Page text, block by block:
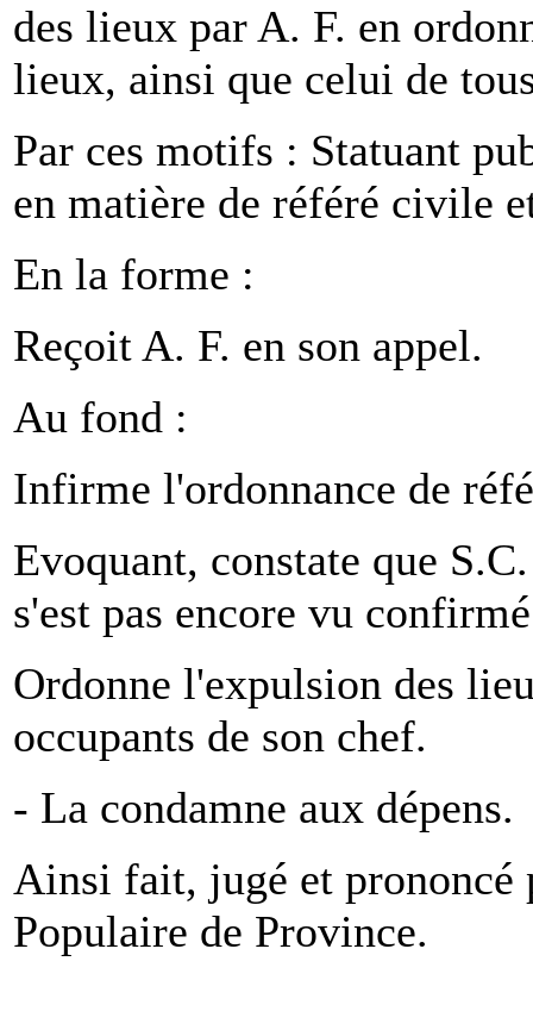
des lieux par A. F. en
lieux, ainsi que celui de
Par ces motifs : Statuant
en matière de référé civile
En la forme :
Reçoit A. F. en son appel.
Au fond :
Infirme l'ordonnance de
Evoquant, constate que
s'est pas encore vu
Ordonne l'expulsion des
occupants de son chef.
- La condamne aux dépens.
Ainsi fait, jugé et
Populaire de Province.